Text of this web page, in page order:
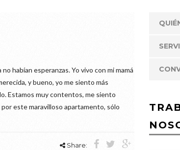
habían esperanzas. Yo vivo con mi mamá
y bueno, yo me siento más
Estamos muy contentos, me siento
este maravilloso apartamento, sólo
Share: